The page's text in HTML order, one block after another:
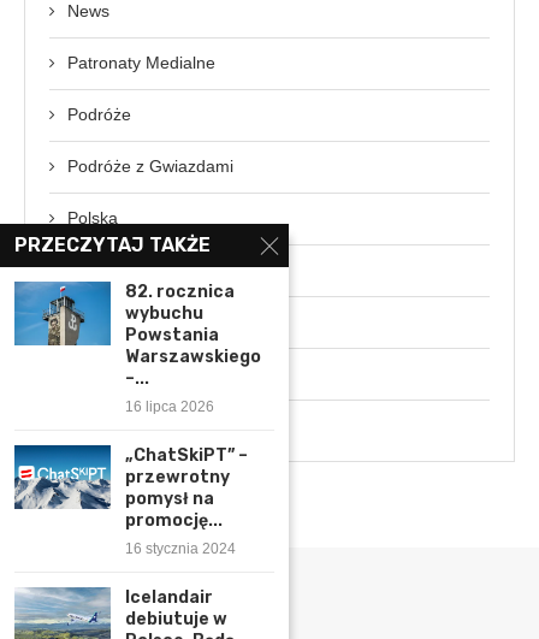
News
Patronaty Medialne
Podróże
Podróże z Gwiazdami
Polska
Rozmowa z ekspertem
Świat
Wydarzenia
PRZECZYTAJ TAKŻE
82. rocznica
wybuchu
Powstania
Warszawskiego
–...
16 lipca 2026
„ChatSkiPT” –
przewrotny
pomysł na
promocję...
16 stycznia 2024
Icelandair
debiutuje w